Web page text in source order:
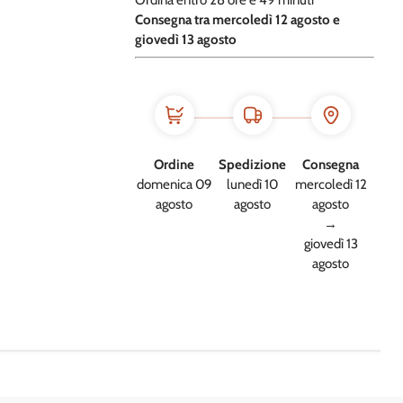
​Consegna tra mercoledì 12 agosto e
giovedì 13 agosto
Ordine
domenica 09
agosto
Spedizione
lunedì 10
agosto
Consegna
mercoledì 12
agosto
→
giovedì 13
agosto